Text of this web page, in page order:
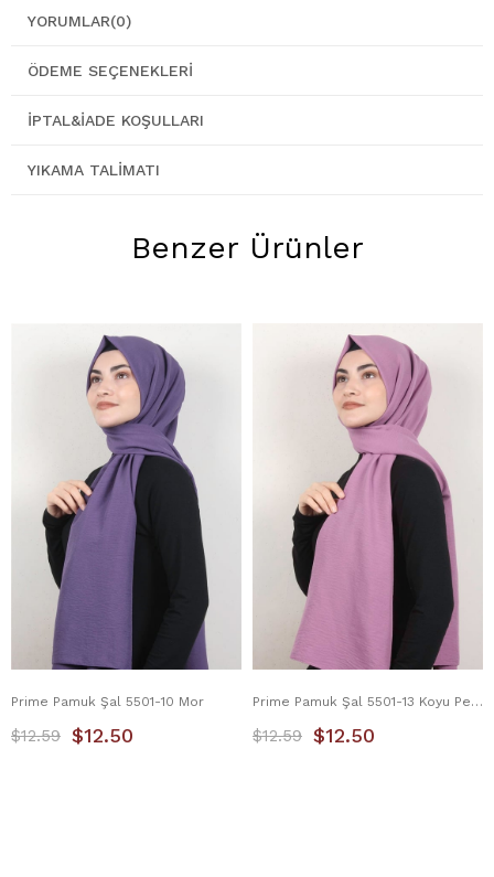
YORUMLAR(0)
ÖDEME SEÇENEKLERI
İPTAL&İADE KOŞULLARI
YIKAMA TALIMATI
Benzer Ürünler
Prime Pamuk Şal 5501-10 Mor
$12.50
$12.59
Prime Pamuk Şal 5501-13 Koyu Pembe
$12.50
$12.59